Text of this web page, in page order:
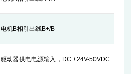
电机B相引出线B+/B-
驱动器供电电源输入，DC:+24V-50VDC